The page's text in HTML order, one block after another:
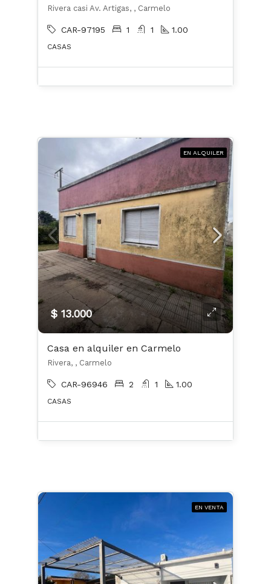
Rivera casi Av. Artigas, , Carmelo
CAR-97195 1 1 1.00
CASAS
EN ALQUILER
$ 13.000
Casa en alquiler en Carmelo
Rivera, , Carmelo
CAR-96946 2 1 1.00
CASAS
EN VENTA